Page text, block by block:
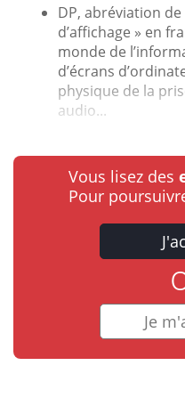
DP, abréviation de
d’affichage » en
monde de
d’écrans
physique de la
audio...
Vous lisez des
Pour
Je